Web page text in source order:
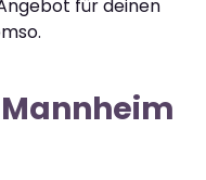
für deinen